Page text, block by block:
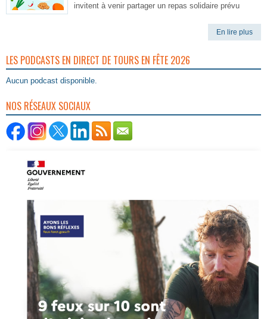
invitent à venir partager un repas solidaire prévu
En lire plus
LES PODCASTS EN DIRECT DE TOURS EN FÊTE 2026
Aucun podcast disponible.
NOS RÉSEAUX SOCIAUX